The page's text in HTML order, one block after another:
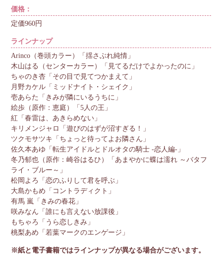
価格：
定価960円
ラインナップ
Arinco（巻頭カラー）「揺さぶれ純情」
木山はる（センターカラー）「見てるだけでよかったのに」
ちゃのき杏「その目で見てつかまえて」
月野カケル「ミッドナイト・シェイク」
壱あらた「きみが隣にいるうちに」
絵歩（原作：恵庭）「5人の王」
紅「春雷は、あきらめない」
キリメンジャロ「遊びのはずが沼すぎる！」
ツクモサツキ「ちょっと待ってよお隣さん」
佐久本あゆ「転生アイドルとドルオタの騎士 ‐恋人編‐」
冬乃郁也（原作：崎谷はるひ）「あまやかに蝶は濡れ ～バタフ
ライ・ブルー～」
松岡よろ「恋のふりして君を呼ぶ」
大島かもめ「コントラディクト」
有馬 嵐「きみの春花」
咲みなん「誰にも言えない放課後」
もちゃろ「うら恋しきみ」
桃梨あめ「若葉マークのエンゲージ」
※紙と電子書籍ではラインナップが異なる場合がございます。